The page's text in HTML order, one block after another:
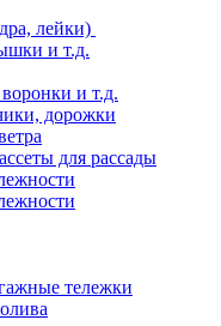
лейки)
и т.д.
и т.д.
дорожки
для рассады
тележки